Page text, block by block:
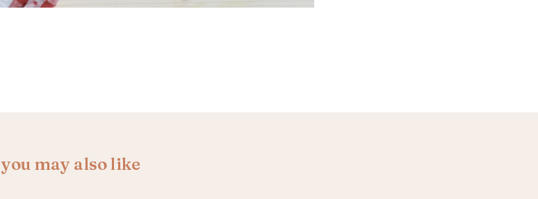
you may also like